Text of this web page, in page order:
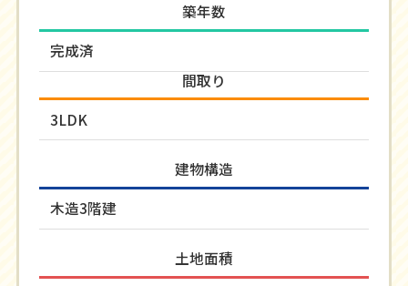
築年数
完成済
間取り
3LDK
建物構造
木造3階建
土地面積